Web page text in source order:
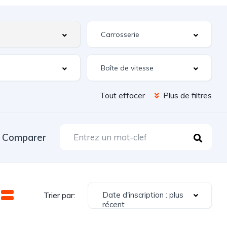
Tout effacer Plus de filtres
Comparer
Trier par:
Date d'inscription : plus
récent